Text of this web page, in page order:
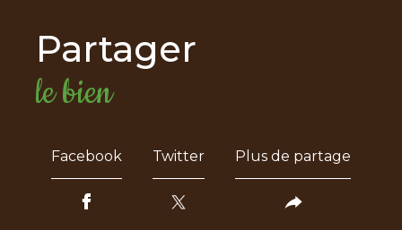
partager
le bien
Facebook Twitter Plus de partage